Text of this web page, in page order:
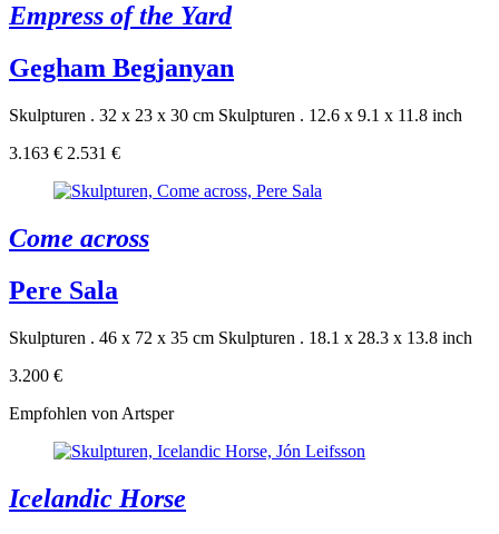
Empress of the Yard
Gegham Begjanyan
Skulpturen . 32 x 23 x 30 cm Skulpturen . 12.6 x 9.1 x 11.8 inch
3.163 € 2.531 €
Come across
Pere Sala
Skulpturen . 46 x 72 x 35 cm Skulpturen . 18.1 x 28.3 x 13.8 inch
3.200 €
Empfohlen von Artsper
Icelandic Horse